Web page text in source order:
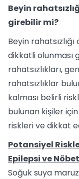
Beyin
girebilir mi?
Beyin
dikkatli olunması
rahatsızlıkları,
rahatsızlıklar
kalması belirli
bulunan kişiler
riskleri ve dikkat
Potansiyel
Epilepsi ve
Soğuk suya